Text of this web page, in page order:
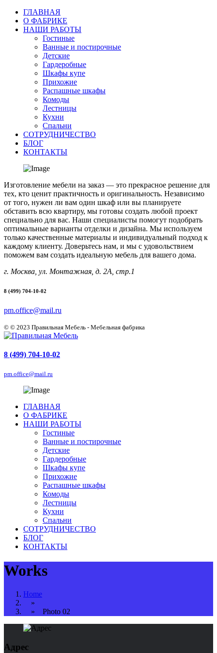
ГЛАВНАЯ
О ФАБРИКЕ
НАШИ РАБОТЫ
Гостиные
Ванные и постирочные
Детские
Гардеробные
Шкафы купе
Прихожие
Распашные шкафы
Комоды
Лестницы
Кухни
Спальни
СОТРУДНИЧЕСТВО
БЛОГ
КОНТАКТЫ
Изготовление мебели на заказ — это прекрасное решение для
тех, кто ценит практичность и оригинальность. Независимо
от того, нужен ли вам один шкаф или вы планируете
обставить всю квартиру, мы готовы создать любой проект
специально для вас. Наши специалисты помогут подобрать
оптимальные варианты отделки и дизайна. Мы используем
только качественные материалы и индивидуальный подход к
каждому клиенту. Доверьтесь нам, и мы с удовольствием
поможем вам создать идеальную мебель для вашего дома.
г. Москва, ул. Монтажная, д. 2А, стр.1
8 (499) 704-10-02
pm.office@mail.ru
© © 2023 Правильная Мебель - Мебельная фабрика
8 (499) 704-10-02
pm.office@mail.ru
ГЛАВНАЯ
О ФАБРИКЕ
НАШИ РАБОТЫ
Гостиные
Ванные и постирочные
Детские
Гардеробные
Шкафы купе
Прихожие
Распашные шкафы
Комоды
Лестницы
Кухни
Спальни
СОТРУДНИЧЕСТВО
БЛОГ
КОНТАКТЫ
Works
Home
»
» Photo 02
Адрес